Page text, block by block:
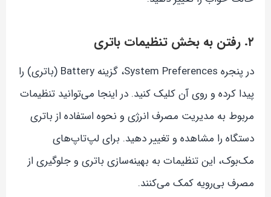
۲. رفتن به بخش تنظیمات باتری
در پنجره System Preferences، گزینه Battery (باتری) را
پیدا کرده و روی آن کلیک کنید. در اینجا می‌توانید تنظیمات
مربوط به مدیریت مصرف انرژی و نحوه استفاده از باتری
دستگاه را مشاهده و تغییر دهید. برای لپ‌تاپ‌های
مک‌بوک، این تنظیمات به بهینه‌سازی باتری و جلوگیری از
مصرف بی‌رویه کمک می‌کنند.